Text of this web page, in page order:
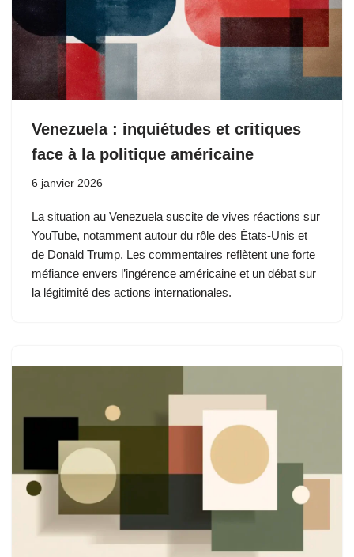
Venezuela : inquiétudes et critiques
face à la politique américaine
6 janvier 2026
La situation au Venezuela suscite de vives réactions sur
YouTube, notamment autour du rôle des États-Unis et
de Donald Trump. Les commentaires reflètent une forte
méfiance envers l’ingérence américaine et un débat sur
la légitimité des actions internationales.